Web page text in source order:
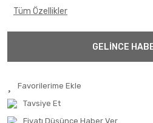
Tüm Özellikler
GELİNCE
Tavsiye Et
Fiyatı Düşünce Haber Ver